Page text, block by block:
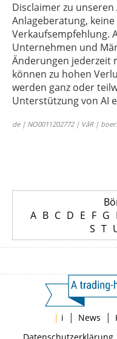
Disclaimer zu
Anlageberatung,
Verkaufsempfehlung.
Unternehmen und
Änderungen jederzeit
können zu hohen
werden ganz oder
Unterstützung von AI
de | NO0011202772 | VåR |
A B C D E F G
S T
| i | News |